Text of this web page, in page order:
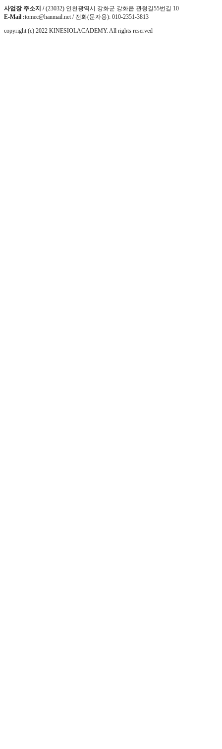
사업장 주소지 /(23032) 인천광역시 강화군 강화읍 관청길55번길 10
E-Mail :tomec@hanmail.net / 전화(문자용): 010-2351-3813
copyright (c) 2022 KINESIOLACADEMY. All rights reserved